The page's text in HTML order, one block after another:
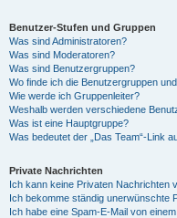
Benutzer-Stufen und Gruppen
Was sind Administratoren?
Was sind Moderatoren?
Was sind Benutzergruppen?
Wo finde ich die Benutzergruppen
Wie werde ich Gruppenleiter?
Weshalb werden verschiedene
Was ist eine Hauptgruppe?
Was bedeutet der „Das Team“-Link
Private Nachrichten
Ich kann keine Privaten Nachrichten
Ich bekomme ständig unerwünschte
Ich habe eine Spam-E-Mail von